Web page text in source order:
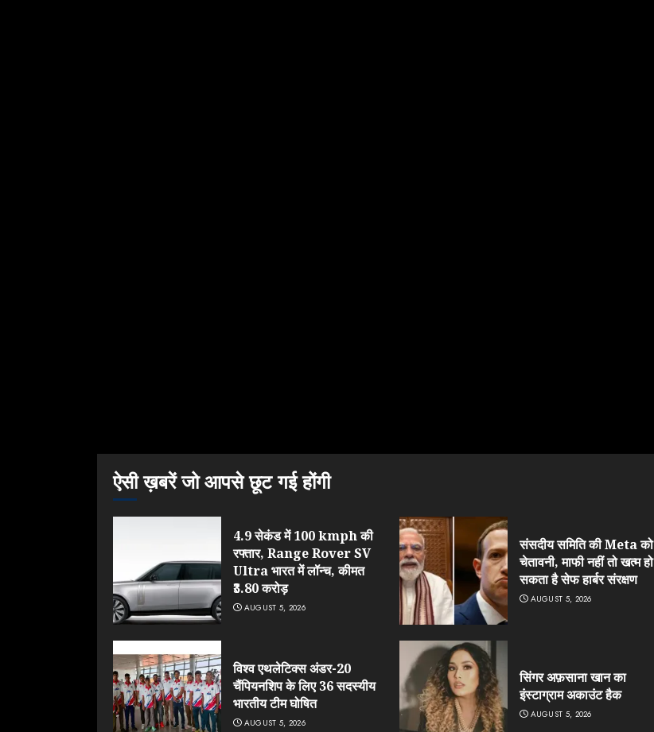
ऐसी ख़बरें जो आपसे छूट गई होंगी
4.9 सेकंड में 100 kmph की
रफ्तार, Range Rover SV
Ultra भारत में लॉन्च, कीमत
₹3.80 करोड़
AUGUST 5, 2026
संसदीय समिति की Meta को
चेतावनी, माफी नहीं तो खत्म हो
सकता है सेफ हार्बर संरक्षण
AUGUST 5, 2026
विश्व एथलेटिक्स अंडर-20
चैंपियनशिप के लिए 36 सदस्यीय
भारतीय टीम घोषित
AUGUST 5, 2026
सिंगर अफ़साना खान का
इंस्टाग्राम अकाउंट हैक
AUGUST 5, 2026